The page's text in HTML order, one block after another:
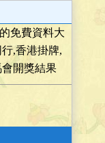
免費資料大
,香港掛牌,
開獎結果